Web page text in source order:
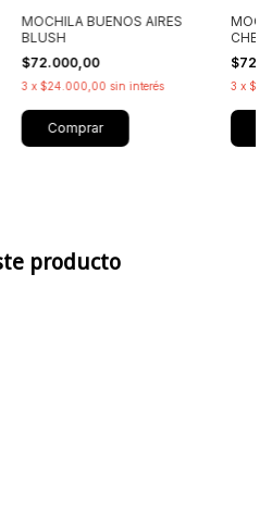
MOCHILA BUENOS AIRES
BLUSH
$72.000,00
3 x $24.000,00 sin interés
Comprar
3 x
producto